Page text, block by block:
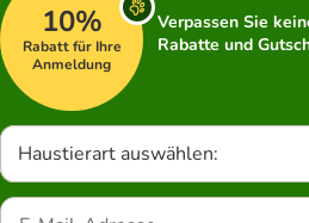
10%
Rabatt für Ihre
Anmeldung
Verpassen Sie
Rabatte und
Haustierart auswählen: